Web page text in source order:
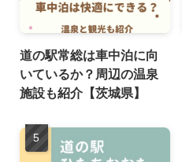
道の駅常総は車中泊に向
いているか？周辺の温泉
施設も紹介【茨城県】